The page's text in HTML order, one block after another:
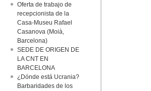
Oferta de trabajo de
recepcionista de la
Casa-Museu Rafael
Casanova (Moià,
Barcelona)
SEDE DE ORIGEN DE
LA CNT EN
BARCELONA
¿Dónde está Ucrania?
Barbaridades de los